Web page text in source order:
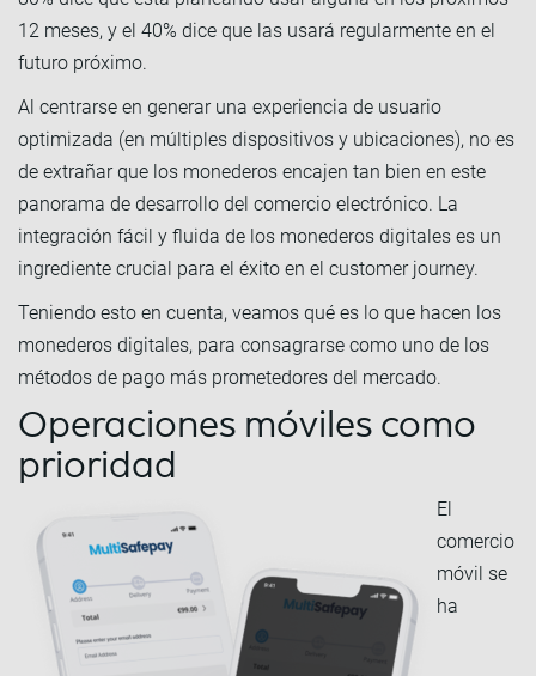
12 meses, y el 40% dice que las usará regularmente en el
futuro próximo.
Al centrarse en generar una experiencia de usuario
optimizada (en múltiples dispositivos y ubicaciones), no es
de extrañar que los monederos encajen tan bien en este
panorama de desarrollo del comercio electrónico. La
integración fácil y fluida de los monederos digitales es un
ingrediente crucial para el éxito en el customer journey.
Teniendo esto en cuenta, veamos qué es lo que hacen los
monederos digitales, para consagrarse como uno de los
métodos de pago más prometedores del mercado.
Operaciones móviles como
prioridad
El
comercio
móvil se
ha